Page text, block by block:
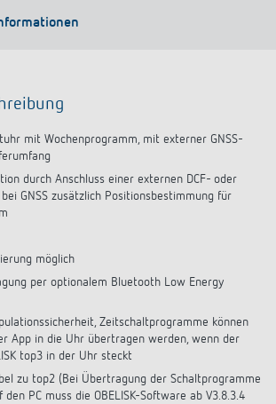
mit Wochenprogramm, mit externer GNSS-
durch Anschluss einer externen DCF- oder
bei GNSS zusätzlich Positionsbestimmung für
möglich
per optionalem Bluetooth Low Energy
Zeitschaltprogramme können
App in die Uhr übertragen werden, wenn der
top3 in der Uhr steckt
zu top2 (Bei Übertragung der Schaltprogramme
den PC muss die OBELISK-Software ab V3.8.3.4